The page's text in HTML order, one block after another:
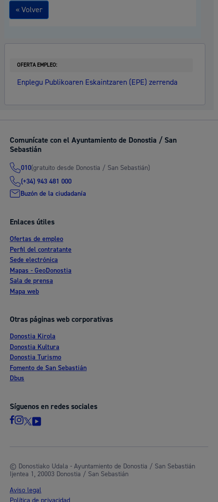
« Volver
OFERTA EMPLEO:
Enplegu Publikoaren Eskaintzaren (EPE) zerrenda
Comunícate con el Ayuntamiento de Donostia / San
Sebastián
010(gratuito desde Donostia / San Sebastián)
(+34) 943 481 000
Buzón de la ciudadanía
Enlaces útiles
Ofertas de empleo
Perfil del contratante
Sede electrónica
Mapas - GeoDonostia
Sala de prensa
Mapa web
Otras páginas web corporativas
Donostia Kirola
Donostia Kultura
Donostia Turismo
Fomento de San Sebastián
Dbus
Síguenos en redes sociales
© Donostiako Udala - Ayuntamiento de Donostia / San Sebastián
Ijentea 1, 20003 Donostia / San Sebastián
Aviso legal